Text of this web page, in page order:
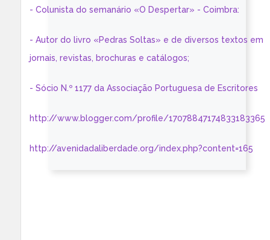
- Colunista do semanário «O Despertar» - Coimbra:
- Autor do livro «Pedras Soltas» e de diversos textos em
jornais, revistas, brochuras e catálogos;
- Sócio N.º 1177 da Associação Portuguesa de Escritores
http://www.blogger.com/profile/17078847174833183365
http://avenidadaliberdade.org/index.php?content=165